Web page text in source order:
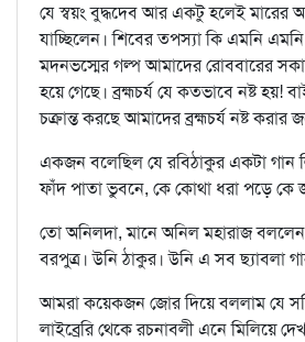
যে স্বয়ং বুদ্ধদেব আর একটু হলেই মারের
যাচ্ছিলেন। শিবের তপস্যা কি এমনি
মদনভস্মের গল্প আমাদের রোববারের
হয়ে গেছে। ব্রহ্মচর্য যে কতভাবে নষ্ট হয়!
চক্রান্ত করছে আমাদের ব্রহ্মচর্য নষ্ট করার
একজন বলেছিল যে রবিঠাকুর একটা গান
ফাঁদ পাতা ভুবনে, কে কোথা ধরা পড়ে কে
তো অনিলদা, মানে অনিল মহারাজ
বরপুত্র। উনি ঠাকুর। উনি এ সব ছ্যাবলা
আমরা কয়েকজন জোর দিয়ে বললাম যে
লাইব্রেরি থেকে রচনাবলী এনে মিলিয়ে